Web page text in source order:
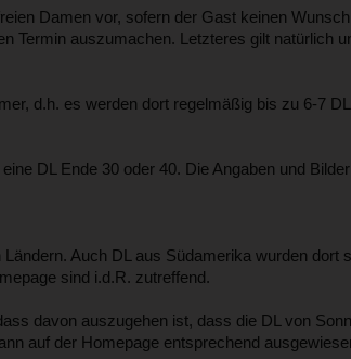
Damen vor, sofern der Gast keinen
Termin auszumachen. Letzteres gilt natürlich
d.h. es werden dort regelmäßig bis zu 6-7
DL Ende 30 oder 40. Die Angaben und
Auch DL aus Südamerika wurden dort
sind i.d.R. zutreffend.
davon auszugehen ist, dass die DL von
auf der Homepage entsprechend